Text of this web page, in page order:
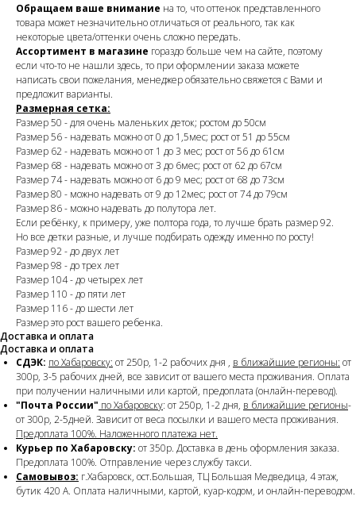
Обращаем ваше внимание на то, что оттенок представленного
товара может незначительно отличаться от реального, так как
некоторые цвета/оттенки очень сложно передать.
Ассортимент в магазине гораздо больше чем на сайте, поэтому
если что-то не нашли здесь, то при оформлении заказа можете
написать свои пожелания, менеджер обязательно свяжется с Вами и
предложит варианты.
Размерная сетка:
Размер 50 - для очень маленьких деток; ростом до 50см
Размер 56 - надевать можно от 0 до 1,5мес; рост от 51 до 55см
Размер 62 - надевать можно от 1 до 3 мес; рост от 56 до 61см
Размер 68 - надевать можно от 3 до 6мес; рост от 62 до 67см
Размер 74 - надевать можно от 6 до 9 мес; рост от 68 до 73см
Размер 80 - можно надевать от 9 до 12мес; рост от 74 до 79см
Размер 86 - можно надевать до полутора лет.
Если ребёнку, к примеру, уже полтора года, то лучше брать размер 92.
Но все детки разные, и лучше подбирать одежду именно по росту!
Размер 92 - до двух лет
Размер 98 - до трех лет
Размер 104 - до четырех лет
Размер 110 - до пяти лет
Размер 116 - до шести лет
Размер это рост вашего ребенка.
Доставка и оплата
Доставка и оплата
СДЭК: по Хабаровску: от 250р, 1-2 рабочих дня , в ближайшие регионы: от
300р, 3-5 рабочих дней, все зависит от вашего места проживания. Оплата
при получении наличными или картой, предоплата (онлайн-перевод).
"Почта России" по Хабаровску: от 250р, 1-2 дня, в ближайшие регионы-
от 300р, 2-5дней. Зависит от веса посылки и вашего места проживания.
Предоплата 100%. Наложенного платежа нет.
Курьер по Хабаровску: от 350р. Доставка в день оформления заказа.
Предоплата 100%. Отправление через службу такси.
Самовывоз: г.Хабаровск, ост.Большая, ТЦ Большая Медведица, 4 этаж,
бутик 420 А. Оплата наличными, картой, куар-кодом, и онлайн-переводом.